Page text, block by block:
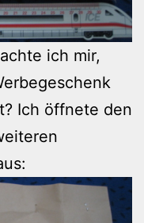
ich mir,
Ich öffnete den